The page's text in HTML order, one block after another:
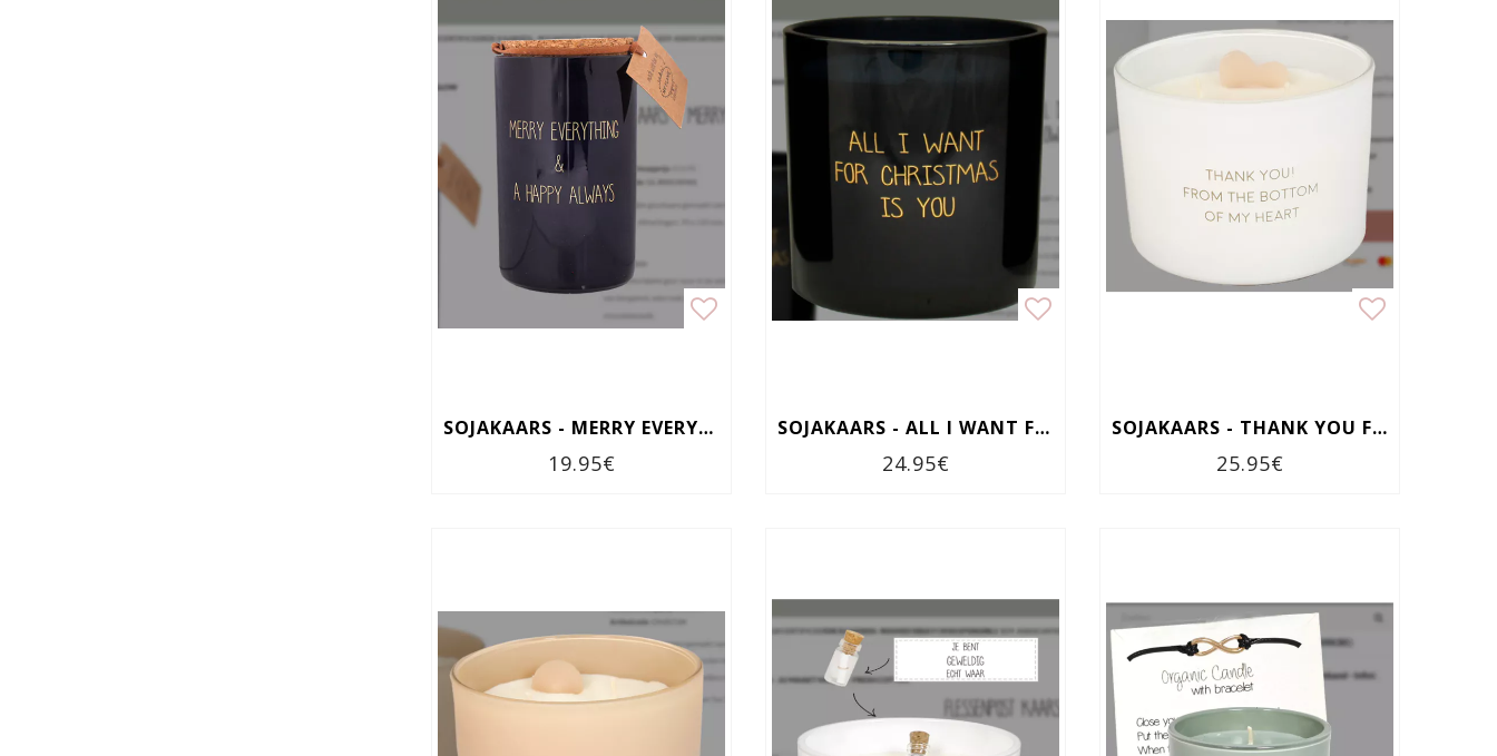
SOJAKAARS - MERRY EVERYTHING
19.95€
SOJAKAARS - ALL I WANT FOR CHRISTMAS IS YOU
24.95€
SOJAKAARS - THANK YOU FROM THE BOTTOM OF MY HEART
25.95€